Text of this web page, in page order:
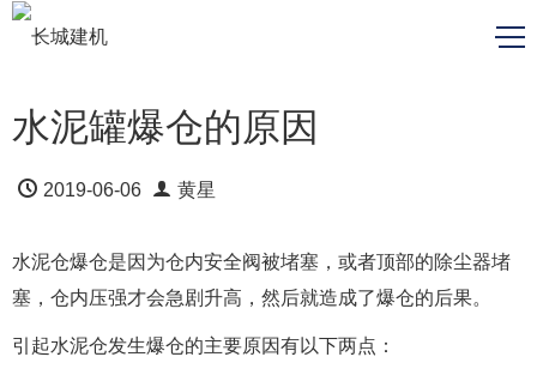
水泥罐爆仓的原因
2019-06-06 黄星
水泥仓爆仓是因为仓内安全阀被堵塞，或者顶部的除尘器堵
塞，仓内压强才会急剧升高，然后就造成了爆仓的后果。
引起水泥仓发生爆仓的主要原因有以下两点：